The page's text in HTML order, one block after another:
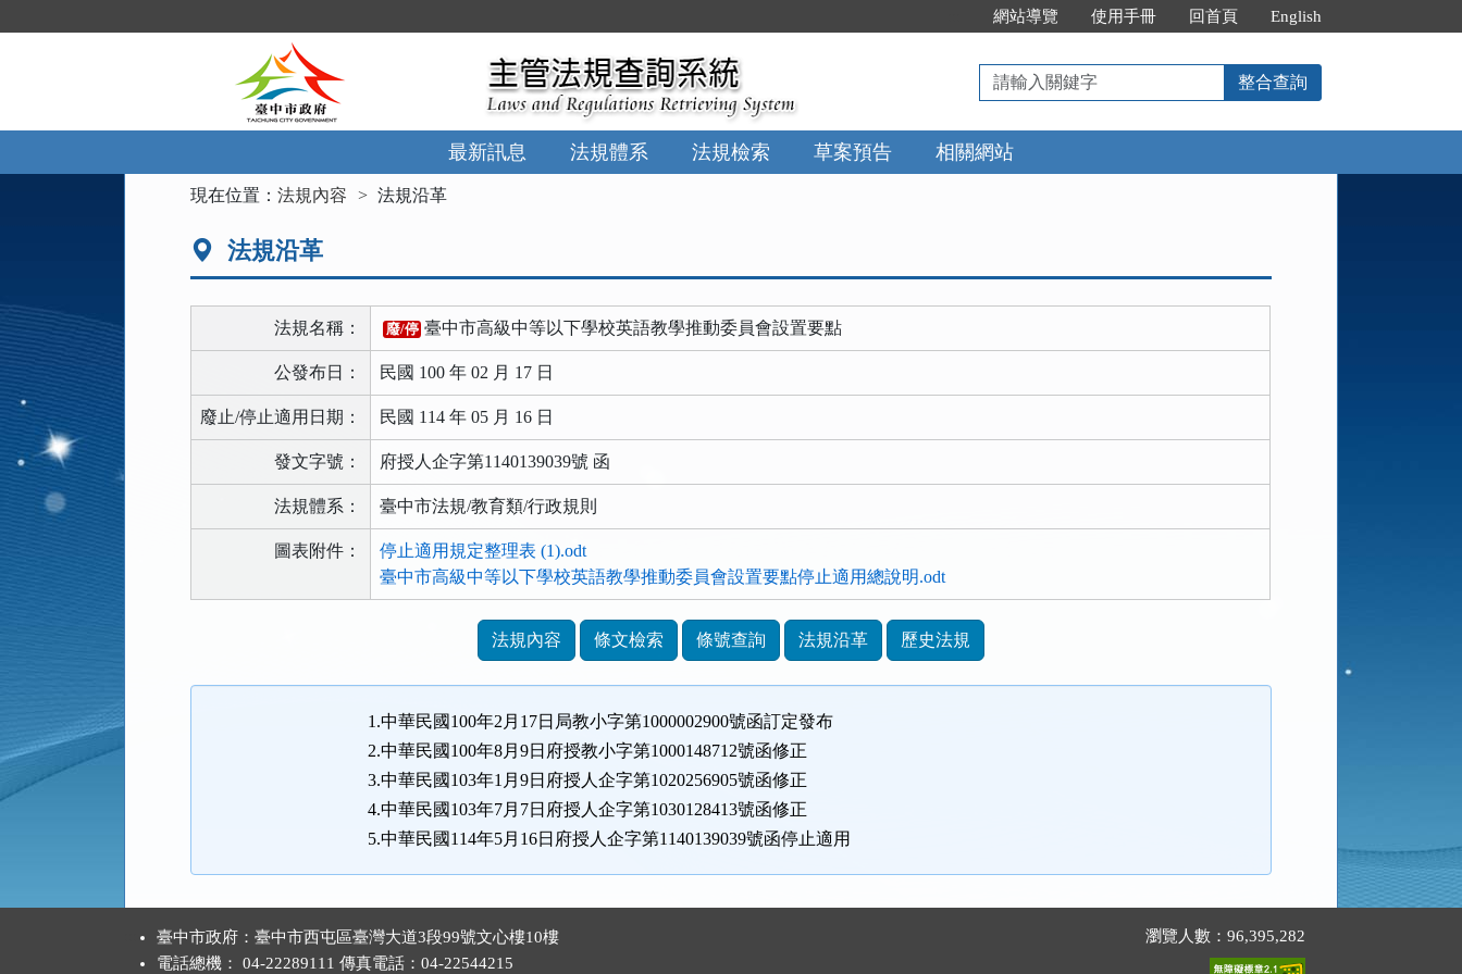
到
網站導覽 使用手冊 回首頁 English
請
輸
入
關
鍵
整合查詢
最新訊息 法規體系 法規檢索 草案預告 相關網站
現在位置：法規內容 法規沿革
法規沿革
法規名稱： 廢/停 臺中市高級中等以下學校英語教學推動委員會設置要點
公發布日： 民國 100 年 02 月 17 日
廢止/停止適用日期： 民國 114 年 05 月 16 日
發文字號： 府授人企字第1140139039號 函
法規體系： 臺中市法規/教育類/行政規則
圖表附件：
停止適用規定整理表 (1).odt
臺中市高級中等以下學校英語教學推動委員會設置要點停止適用總說明.odt
功
法規內容 條文檢索 條號查詢 法規沿革 歷史法規
1.中華民國100年2月17日局教小字第1000002900號函訂定發布
2.中華民國100年8月9日府授教小字第1000148712號函修正
3.中華民國103年1月9日府授人企字第1020256905號函修正
4.中華民國103年7月7日府授人企字第1030128413號函修正
5.中華民國114年5月16日府授人企字第1140139039號函停止適用
臺中市政府：臺中市西屯區臺灣大道3段99號文心樓10樓
電話總機： 04-22289111 傳真電話：04-22544215
瀏覽人數：96,395,282